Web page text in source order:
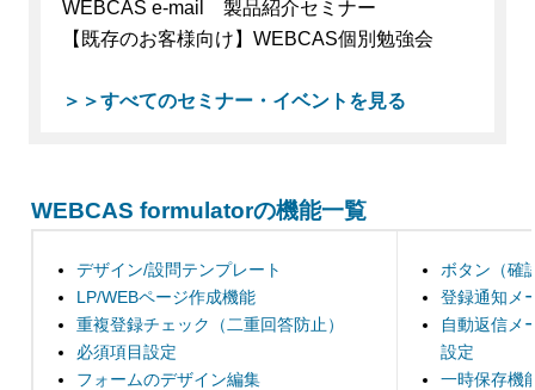
WEBCAS e-mail 製品紹介セミナー
【既存のお客様向け】WEBCAS個別勉強会
＞＞すべてのセミナー・イベントを見る
WEBCAS formulatorの機能一覧
デザイン/設問テンプレート
LP/WEBページ作成機能
重複登録チェック（二重回答防止）
必須項目設定
フォームのデザイン編集
ボタン（確
登録通知メ
自動返信メ
設定
一時保存機